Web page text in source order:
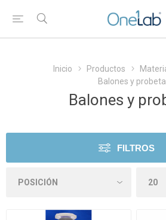
Inicio Productos
Balones y
Balones y
FILTROS